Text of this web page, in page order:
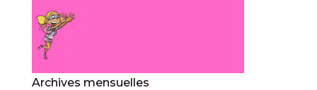
Archives mensuelles